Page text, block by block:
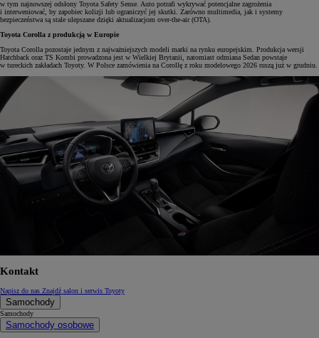
w tym najnowszej odsłony Toyota Safety Sense. Auto potrafi wykrywać potencjalne zagrożenia
i interweniować, by zapobiec kolizji lub ograniczyć jej skutki. Zarówno multimedia, jak i systemy
bezpieczeństwa są stale ulepszane dzięki aktualizacjom over-the-air (OTA).
Toyota Corolla z produkcją w Europie
Toyota Corolla pozostaje jednym z najważniejszych modeli marki na rynku europejskim. Produkcja wersji
Hatchback oraz TS Kombi prowadzona jest w Wielkiej Brytanii, natomiast odmiana Sedan powstaje
w tureckich zakładach Toyoty. W Polsce zamówienia na Corollę z roku modelowego 2026 ruszą już w grudniu.
Kontakt
Napisz do nas Znajdź salon i serwis Toyoty
Samochody
Samochody
Samochody osobowe